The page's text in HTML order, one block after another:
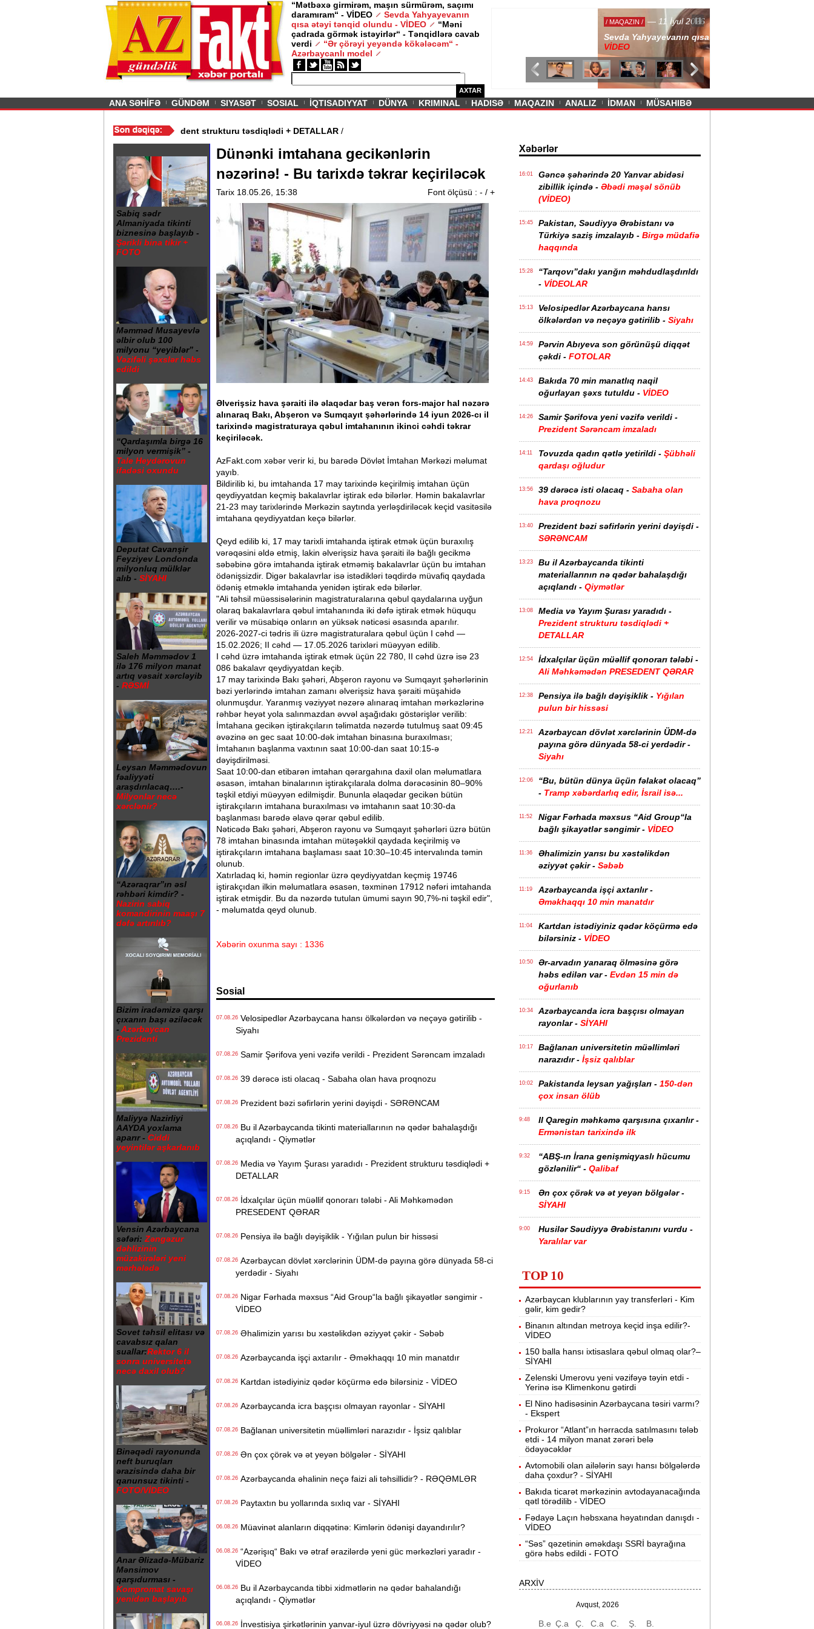
“Mətbəxə girmirəm, maşın sürmürəm, saçımı
daramıram“ - VİDEO
Sevda Yahyayevanın
qısa ətəyi tənqid olundu - VİDEO
“Məni
çadrada görmək istəyirlər“ - Tənqidlərə cavab
verdi
“Ər çörəyi yeyəndə kökələcəm“ -
Azərbaycanlı model
AXTAR
Sevda Yahyayevanın qısa ətəyi tənqid olundu -
Previous
ANA SƏHİFƏ GÜNDƏM SIYASƏT SOSIAL İQTISADIYYAT DÜNYA KRIMINAL HADISƏ MAQAZIN ANALIZ İDMAN MÜSAHIBƏ
Media və Yayım Şurası yaradıdı - Prezident strukturu təsdiqlədi + DETALLAR
Sabiq sədr
Almaniyada tikinti
biznesinə başlayıb -
Şərikli bina tikir +
FOTO
Məmməd Musayevlə
əlbir olub 100
milyonu “yeyiblər” -
Vəzifəli şəxslər həbs
edildi
“Qardaşımla birgə 16
milyon vermişik” -
Tale Heydərovun
ifadəsi oxundu
Deputat Cavanşir
Feyziyev Londonda
milyonluq mülklər
alıb - SİYAHI
Saleh Məmmədov 1
ilə 176 milyon manat
artıq vəsait xərcləyib
- RƏSMİ
Leysan Məmmədovun
fəaliyyəti
araşdırılacaq….-
Milyonlar necə
xərclənir?
“Azəraqrar”ın əsl
rəhbəri kimdir? -
Nazirin sabiq
komandirinin maaşı 7
dəfə artırılıb?
Bizim iradəmizə qarşı
çıxanın başı əziləcək
- Azərbaycan
Prezidenti
Maliyyə Nazirliyi
AAYDA yoxlama
aparır - Ciddi
yeyintilər aşkarlanıb
Vensin Azərbaycana
səfəri: Zəngəzur
dəhlizinin
müzakirələri yeni
mərhələdə
Sovet təhsil elitası və
cavabsız qalan
suallar:Rektor 6 il
sonra universitetə
necə daxil olub?
Binəqədi rayonunda
neft buruqları
ərazisində daha bir
qanunsuz tikinti -
FOTO/VİDEO
Anar Əlizadə-Mübariz
Mənsimov
qarşıdurması -
Kompromat savaşı
yenidən başlayıb
Dünənki imtahana gecikənlərin
nəzərinə! - Bu tarixdə təkrar keçiriləcək
Tarix 18.05.26, 15:38 Font ölçüsü : - / +
Əlverişsiz hava şəraiti ilə əlaqədar baş verən fors-major hal nəzərə
alınaraq Bakı, Abşeron və Sumqayıt şəhərlərində 14 iyun 2026-cı il
tarixində magistraturaya qəbul imtahanının ikinci cəhdi təkrar
keçiriləcək.
AzFakt.com xəbər verir ki, bu barədə Dövlət İmtahan Mərkəzi məlumat
yayıb.
Bildirilib ki, bu imtahanda 17 may tarixində keçirilmiş imtahan üçün
qeydiyyatdan keçmiş bakalavrlar iştirak edə bilərlər. Həmin bakalavrlar
21-23 may tarixlərində Mərkəzin saytında yerləşdiriləcək keçid vasitəsilə
imtahana qeydiyyatdan keçə bilərlər.
Qeyd edilib ki, 17 may tarixli imtahanda iştirak etmək üçün buraxılış
vərəqəsini əldə etmiş, lakin əlverişsiz hava şəraiti ilə bağlı gecikmə
səbəbinə görə imtahanda iştirak etməmiş bakalavrlar üçün bu imtahan
ödənişsizdir. Digər bakalavrlar isə istədikləri təqdirdə müvafiq qaydada
ödəniş etməklə imtahanda yenidən iştirak edə bilərlər.
"Ali təhsil müəssisələrinin magistraturalarına qəbul qaydalarına uyğun
olaraq bakalavrlara qəbul imtahanında iki dəfə iştirak etmək hüququ
verilir və müsabiqə onların ən yüksək nəticəsi əsasında aparılır.
​2026-2027-ci tədris ili üzrə magistraturalara qəbul üçün ​I cəhd —
15.02.2026; II cəhd — 17.05.2026 tarixləri müəyyən edilib.
​I cəhd üzrə imtahanda iştirak etmək üçün 22 780, II cəhd üzrə isə 23
086 bakalavr qeydiyyatdan keçib.
​17 may tarixində Bakı şəhəri, Abşeron rayonu və Sumqayıt şəhərlərinin
bəzi yerlərində imtahan zamanı əlverişsiz hava şəraiti müşahidə
olunmuşdur. Yaranmış vəziyyət nəzərə alınaraq imtahan mərkəzlərinə
rəhbər heyət yola salınmazdan əvvəl aşağıdakı göstərişlər verilib:
​İmtahana gecikən iştirakçıların təlimatda nəzərdə tutulmuş saat 09:45
əvəzinə ən gec saat 10:00-dək imtahan binasına buraxılması; ​
İmtahanın başlanma vaxtının saat 10:00-dan saat 10:15-ə
dəyişdirilməsi.
​Saat 10:00-dan etibarən imtahan qərargahına daxil olan məlumatlara
əsasən, imtahan binalarının iştirakçılarala dolma dərəcəsinin 80–90%
təşkil etdiyi müəyyən edilmişdir. Bununla əlaqədar gecikən bütün
iştirakçıların imtahana buraxılması və imtahanın saat 10:30-da
başlanması barədə əlavə qərar qəbul edilib.
​Nəticədə Bakı şəhəri, Abşeron rayonu və Sumqayıt şəhərləri üzrə bütün
78 imtahan binasında imtahan mütəşəkkil qaydada keçirilmiş və
iştirakçıların imtahana başlaması saat 10:30–10:45 intervalında təmin
olunub.
​Xatırladaq ki, həmin regionlar üzrə qeydiyyatdan keçmiş 19746
iştirakçıdan ilkin məlumatlara əsasən, təxminən 17912 nəfəri imtahanda
iştirak etmişdir. Bu da nəzərdə tutulan ümumi sayın 90,7%-ni təşkil edir",
- məlumatda qeyd olunub.
Xəbərin oxunma sayı : 1336
Sosial
07.08.26Velosipedlər Azərbaycana hansı ölkələrdən və neçəyə gətirilib -
Siyahı
07.08.26Samir Şərifova yeni vəzifə verildi - Prezident Sərəncam imzaladı
07.08.2639 dərəcə isti olacaq - Sabaha olan hava proqnozu
07.08.26Prezident bəzi səfirlərin yerini dəyişdi - SƏRƏNCAM
07.08.26Bu il Azərbaycanda tikinti materiallarının nə qədər bahalaşdığı
açıqlandı - Qiymətlər
07.08.26Media və Yayım Şurası yaradıdı - Prezident strukturu təsdiqlədi +
DETALLAR
07.08.26İdxalçılar üçün müəllif qonorarı tələbi - Ali Məhkəmədən
PRESEDENT QƏRAR
07.08.26Pensiya ilə bağlı dəyişiklik - Yığılan pulun bir hissəsi
07.08.26Azərbaycan dövlət xərclərinin ÜDM-də payına görə dünyada 58-ci
yerdədir - Siyahı
07.08.26Nigar Fərhada məxsus “Aid Group“la bağlı şikayətlər səngimir -
VİDEO
07.08.26Əhalimizin yarısı bu xəstəlikdən əziyyət çəkir - Səbəb
07.08.26Azərbaycanda işçi axtarılır - Əməkhaqqı 10 min manatdır
07.08.26Kartdan istədiyiniz qədər köçürmə edə bilərsiniz - VİDEO
07.08.26Azərbaycanda icra başçısı olmayan rayonlar - SİYAHI
07.08.26Bağlanan universitetin müəllimləri narazıdır - İşsiz qalıblar
07.08.26Ən çox çörək və ət yeyən bölgələr - SİYAHI
07.08.26Azərbaycanda əhalinin neçə faizi ali təhsillidir? - RƏQƏMLƏR
07.08.26Paytaxtın bu yollarında sıxlıq var - SİYAHI
06.08.26Müavinət alanların diqqətinə: Kimlərin ödənişi dayandırılır?
06.08.26“Azərişıq“ Bakı və ətraf ərazilərdə yeni güc mərkəzləri yaradır -
VİDEO
06.08.26Bu il Azərbaycanda tibbi xidmətlərin nə qədər bahalandığı
açıqlandı - Qiymətlər
06.08.26İnvestisiya şirkətlərinin yanvar-iyul üzrə dövriyyəsi nə qədər olub?
Xəbərlər
16:01
Gəncə şəhərində 20 Yanvar abidəsi
zibillik içində - Əbədi məşəl sönüb
(VİDEO)
15:45
Pakistan, Səudiyyə Ərəbistanı və
Türkiyə saziş imzalayıb - Birgə müdafiə
haqqında
15:28
“Tarqovı”dakı yanğın məhdudlaşdırıldı
- VİDEOLAR
15:13
Velosipedlər Azərbaycana hansı
ölkələrdən və neçəyə gətirilib - Siyahı
14:59
Pərvin Abıyeva son görünüşü diqqət
çəkdi - FOTOLAR
14:43
Bakıda 70 min manatlıq naqil
oğurlayan şəxs tutuldu - VİDEO
14:26
Samir Şərifova yeni vəzifə verildi -
Prezident Sərəncam imzaladı
14:11 Tovuzda qadın qətlə yetirildi - Şübhəli
qardaşı oğludur
13:56 39 dərəcə isti olacaq - Sabaha olan
hava proqnozu
13:40
Prezident bəzi səfirlərin yerini dəyişdi -
SƏRƏNCAM
13:23
Bu il Azərbaycanda tikinti
materiallarının nə qədər bahalaşdığı
açıqlandı - Qiymətlər
13:08
Media və Yayım Şurası yaradıdı -
Prezident strukturu təsdiqlədi +
DETALLAR
12:54
İdxalçılar üçün müəllif qonorarı tələbi -
Ali Məhkəmədən PRESEDENT QƏRAR
12:38 Pensiya ilə bağlı dəyişiklik - Yığılan
pulun bir hissəsi
12:21
Azərbaycan dövlət xərclərinin ÜDM-də
payına görə dünyada 58-ci yerdədir -
Siyahı
12:06
“Bu, bütün dünya üçün fəlakət olacaq”
- Tramp xəbərdarlıq edir, İsrail isə...
11:52
Nigar Fərhada məxsus “Aid Group“la
bağlı şikayətlər səngimir - VİDEO
11:36
Əhalimizin yarısı bu xəstəlikdən
əziyyət çəkir - Səbəb
11:19
Azərbaycanda işçi axtarılır -
Əməkhaqqı 10 min manatdır
11:04
Kartdan istədiyiniz qədər köçürmə edə
bilərsiniz - VİDEO
10:50
Ər-arvadın yanaraq ölməsinə görə
həbs edilən var - Evdən 15 min də
oğurlanıb
10:34
Azərbaycanda icra başçısı olmayan
rayonlar - SİYAHI
10:17
Bağlanan universitetin müəllimləri
narazıdır - İşsiz qalıblar
10:02 Pakistanda leysan yağışları - 150-dən
çox insan ölüb
9:48
II Qaregin məhkəmə qarşısına çıxarılır -
Ermənistan tarixində ilk
9:32
“ABŞ-ın İrana genişmiqyaslı hücumu
gözlənilir“ - Qalibaf
9:15
Ən çox çörək və ət yeyən bölgələr -
SİYAHI
9:00
Husilər Səudiyyə Ərəbistanını vurdu -
Yaralılar var
təhsillidir? -
8:30
Paytaxtın bu yollarında sıxlıq var -
SİYAHI
12:55
Ermənistan suriyalı ermənilərə pasport
verir -81 min dollar ayırıb
12:40 David Seliverstov ölkədən qaçdı -YENİ
İDDİALAR
12:24 Müavinət alanların diqqətinə:
ödənişi dayandırılır?
12:06
“Azərişıq“ Bakı və ətraf ərazilərdə yeni
güc mərkəzləri yaradır -VİDEO
11:49
Bu il Azərbaycanda tibbi xidmətlərin nə
qədər bahalandığı açıqlandı -
Qiymətlər
11:34
İnvestisiya şirkətlərinin yanvar-iyul
üzrə dövriyyəsi nə qədər olub? -
CƏDVƏL
11:20
Sabiq nazirin müsadirə olunan əmlakı
satıldı -463 min manata
TOP 10
Azərbaycan klublarının yay transferləri - Kim
gəlir, kim gedir?
Binanın altından metroya keçid inşa edilir?-
VİDEO
150 balla hansı ixtisaslara qəbul olmaq olar?–
SİYAHI
Zelenski Umerovu yeni vəzifəyə təyin etdi -
Yerinə isə Klimenkonu gətirdi
El Nino hadisəsinin Azərbaycana təsiri varmı?
- Ekspert
Prokuror “Atlant”ın hərracda satılmasını tələb
etdi - 14 milyon manat zərəri belə
ödəyəcəklər
Avtomobili olan ailələrin sayı hansı bölgələrdə
daha çoxdur? - SİYAHI
Bakıda ticarət mərkəzinin avtodayanacağında
qətl törədilib - VİDEO
Fədayə Laçın həbsxana həyatından danışdı -
VİDEO
“Səs” qəzetinin əməkdaşı SSRİ bayrağına
görə həbs edildi - FOTO
ARXİV
Avqust, 2026
B.e Ç.a Ç. C.a C. Ş. B.